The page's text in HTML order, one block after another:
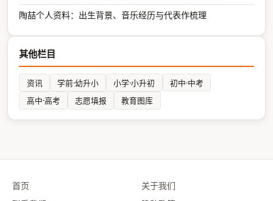
陶喆个人资料：出生背景、音乐经历与代表作梳理
其他栏目
资讯 学前·幼升小 小学·小升初
初中·中考
高中·高考
志愿填报 教育图库
首页
关于我们